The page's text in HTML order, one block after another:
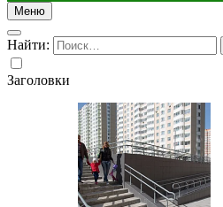
Меню
Найти:
Заголовки